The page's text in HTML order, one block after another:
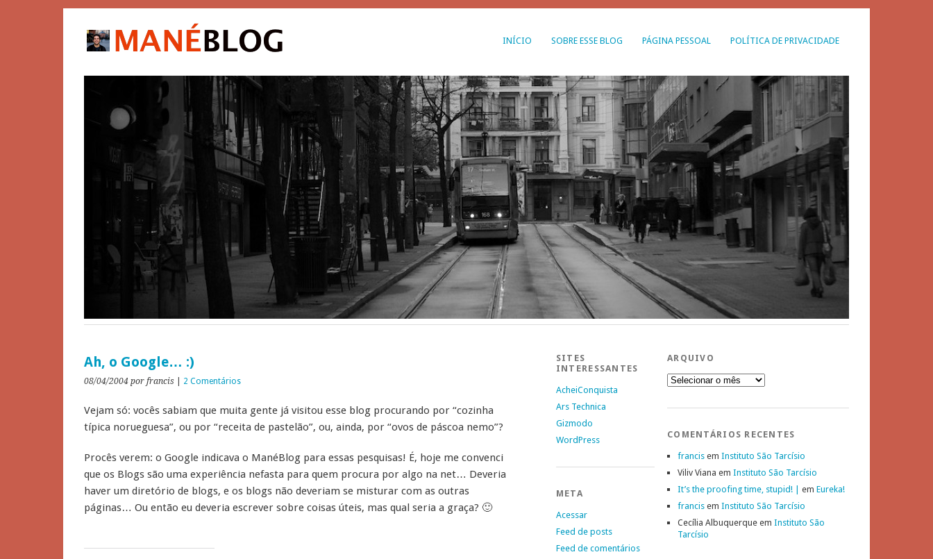
INÍCIO SOBRE ESSE BLOG PÁGINA PESSOAL POLÍTICA DE PRIVACIDADE
Ah, o Google… :)
08/04/2004 por francis 2 Comentários
Vejam só: vocês sabiam que muita gente já visitou esse blog procurando por “cozinha
típica norueguesa”, ou por “receita de pastelão”, ou, ainda, por “ovos de páscoa nemo”?
Procês verem: o Google indicava o ManéBlog para essas pesquisas! É, hoje me convenci
que os Blogs são uma experiência nefasta para quem procura por algo na net… Deveria
haver um diretório de blogs, e os blogs não deveriam se misturar com as outras
páginas… Ou então eu deveria escrever sobre coisas úteis, mas qual seria a graça? 🙂
SITES
INTERESSANTES
AcheiConquista
Ars Technica
Gizmodo
WordPress
META
Acessar
Feed de posts
Feed de comentários
ARQUIVO
Arquivo
COMENTÁRIOS RECENTES
francis em Instituto São Tarcísio
Viliv Viana em Instituto São Tarcísio
It’s the proofing time, stupid! |
em Eureka!
francis em Instituto São Tarcísio
Cecília Albuquerque em Instituto São
Tarcísio